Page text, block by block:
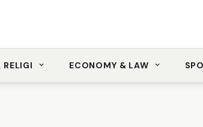
RELIGI ECONOMY & LAW